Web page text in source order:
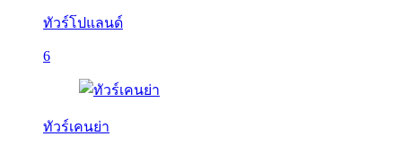
ทัวร์โปแลนด์
6
ทัวร์เคนย่า